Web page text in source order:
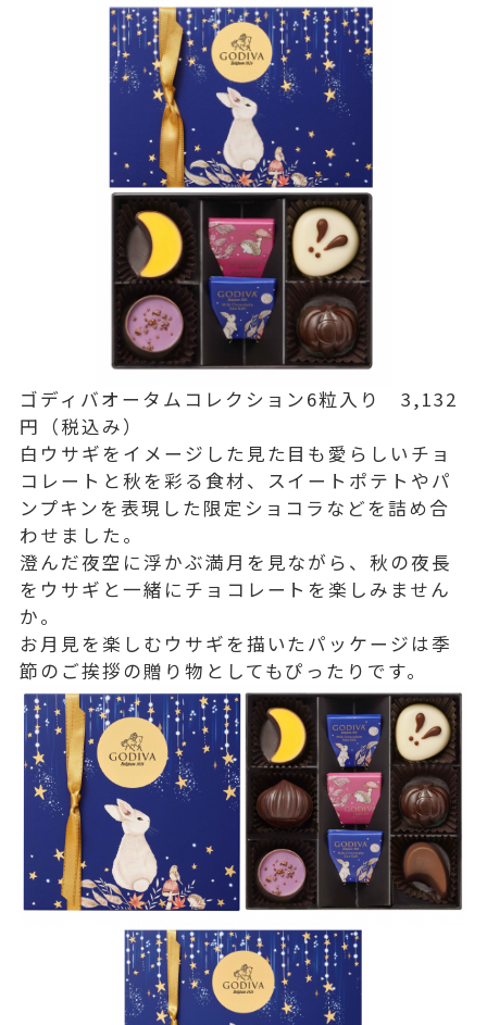
ゴディバオータムコレクション6粒入り 3,132
円（税込み）
白ウサギをイメージした見た目も愛らしいチョ
コレートと秋を彩る食材、スイートポテトやパ
ンプキンを表現した限定ショコラなどを詰め合
わせました。
澄んだ夜空に浮かぶ満月を見ながら、秋の夜長
をウサギと一緒にチョコレートを楽しみません
か。
お月見を楽しむウサギを描いたパッケージは季
節のご挨拶の贈り物としてもぴったりです。